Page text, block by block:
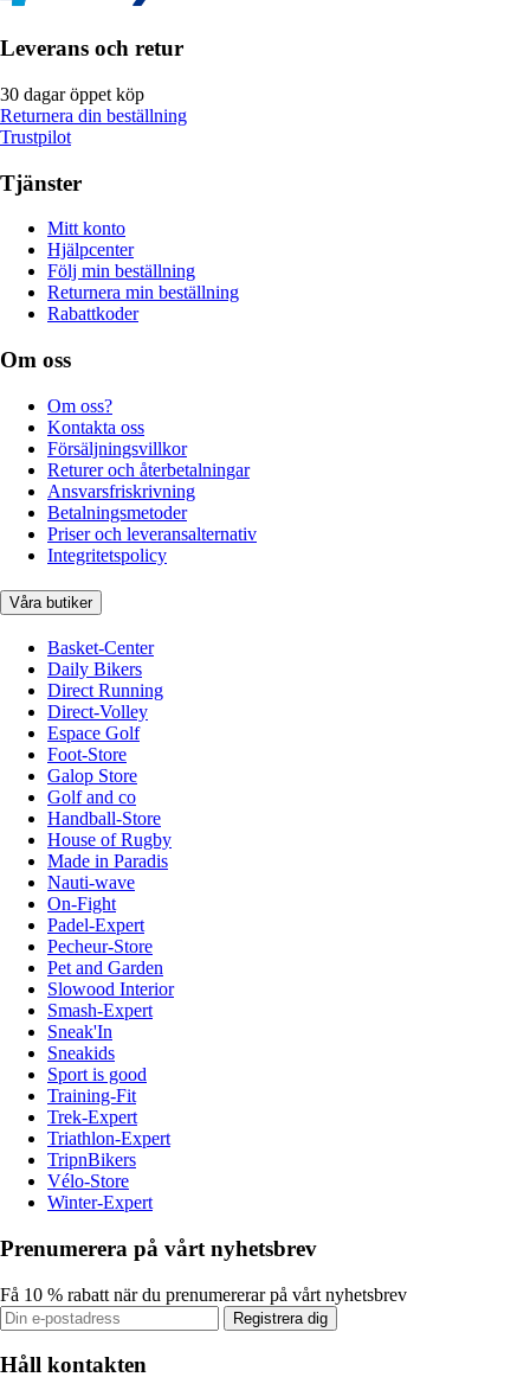
Leverans och retur
30 dagar öppet köp
Returnera din beställning
Trustpilot
Tjänster
Mitt konto
Hjälpcenter
Följ min beställning
Returnera min beställning
Rabattkoder
Om oss
Om oss?
Kontakta oss
Försäljningsvillkor
Returer och återbetalningar
Ansvarsfriskrivning
Betalningsmetoder
Priser och leveransalternativ
Integritetspolicy
Våra butiker
Basket-Center
Daily Bikers
Direct Running
Direct-Volley
Espace Golf
Foot-Store
Galop Store
Golf and co
Handball-Store
House of Rugby
Made in Paradis
Nauti-wave
On-Fight
Padel-Expert
Pecheur-Store
Pet and Garden
Slowood Interior
Smash-Expert
Sneak'In
Sneakids
Sport is good
Training-Fit
Trek-Expert
Triathlon-Expert
TripnBikers
Vélo-Store
Winter-Expert
Prenumerera på vårt nyhetsbrev
Få 10 % rabatt när du prenumererar på vårt nyhetsbrev
Registrera dig
Håll kontakten